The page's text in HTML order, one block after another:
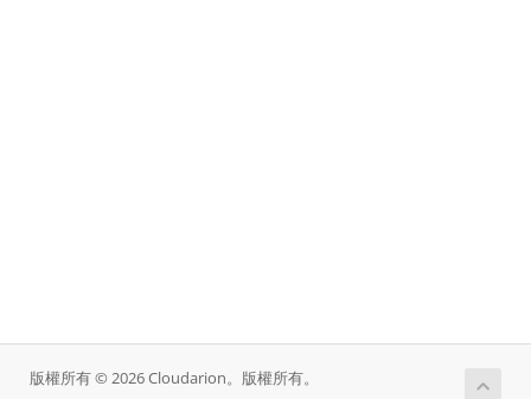
版權所有 © 2026 Cloudarion。版權所有。